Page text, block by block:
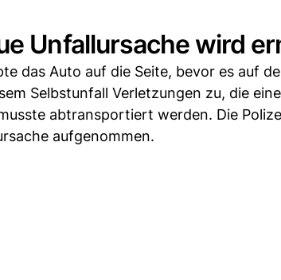
Unfallursache wird
das Auto auf die Seite, bevor es auf
Selbstunfall Verletzungen zu, die
abtransportiert werden. Die
aufgenommen.